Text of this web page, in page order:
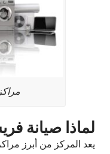
لماذا صيانة
يعد المركز من أبرز